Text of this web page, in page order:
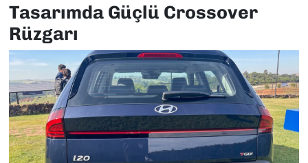
Tasarımda Güçlü Crossover
Rüzgarı